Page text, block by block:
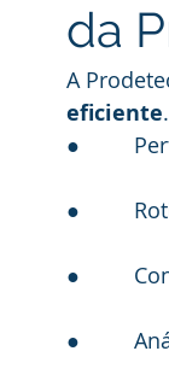
da
A
eficiente
●
●
●
●